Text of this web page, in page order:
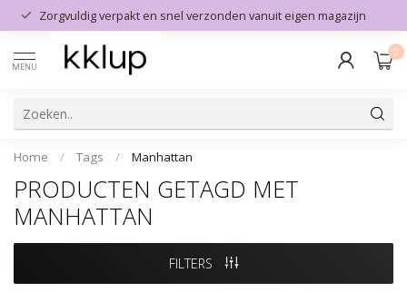
Zorgvuldig verpakt en snel verzonden vanuit eigen magazijn
MENU
0
Home / Tags / Manhattan
PRODUCTEN GETAGD MET
MANHATTAN
FILTERS